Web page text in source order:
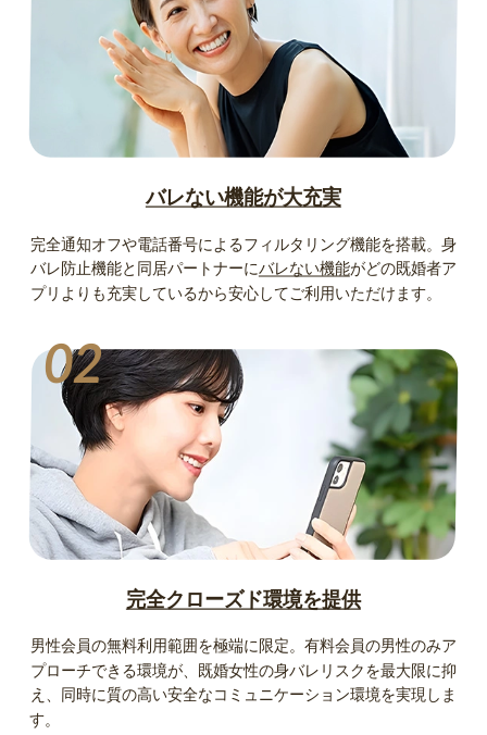
バレない機能が大充実
完全通知オフや電話番号によるフィルタリング機能を搭載。身
バレ防止機能と同居パートナーにバレない機能がどの既婚者ア
プリよりも充実しているから安心してご利用いただけます。
02
完全クローズド環境を提供
男性会員の無料利用範囲を極端に限定。有料会員の男性のみア
プローチできる環境が、既婚女性の身バレリスクを最大限に抑
え、同時に質の高い安全なコミュニケーション環境を実現しま
す。